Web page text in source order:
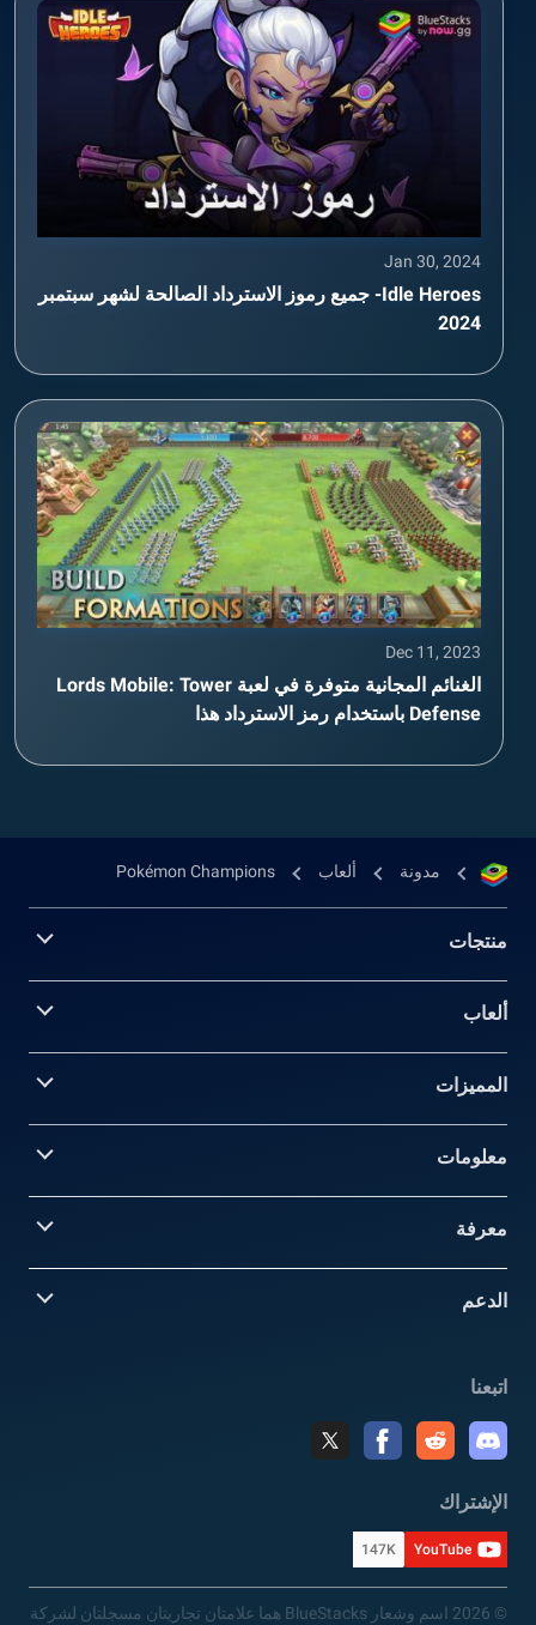
Jan 30, 2024
Idle Heroes- جميع رموز الاسترداد الصالحة لشهر سبتمبر
2024
Dec 11, 2023
الغنائم المجانية متوفرة في لعبة Lords Mobile: Tower
Defense باستخدام رمز الاسترداد هذا
مدونة ألعاب Pokémon Champions
منتجات
ألعاب
المميزات
معلومات‎
معرفة
الدعم
اتبعنا
الإشتراك
YouTube
147K
© 2026 اسم وشعار BlueStacks هما علامتان تجاريتان مسجلتان لشركة